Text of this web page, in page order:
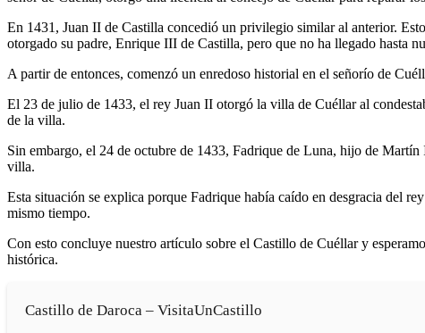
En 1431, Juan II de Castilla concedió un privilegio similar al anterior.
otorgado su padre, Enrique III de Castilla, pero que no ha llegado hasta
A partir de entonces, comenzó un enredoso historial en el señorío de
El 23 de julio de 1433, el rey Juan II otorgó la villa de Cuéllar al
de la villa.
Sin embargo, el 24 de octubre de 1433, Fadrique de Luna, hijo de
villa.
Esta situación se explica porque Fadrique había caído en desgracia del
mismo tiempo.
Con esto concluye nuestro artículo sobre el Castillo de Cuéllar y
histórica.
Castillo de Daroca – VisitaUnCastillo